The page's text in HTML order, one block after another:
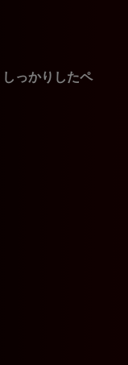
しっかりしたペ